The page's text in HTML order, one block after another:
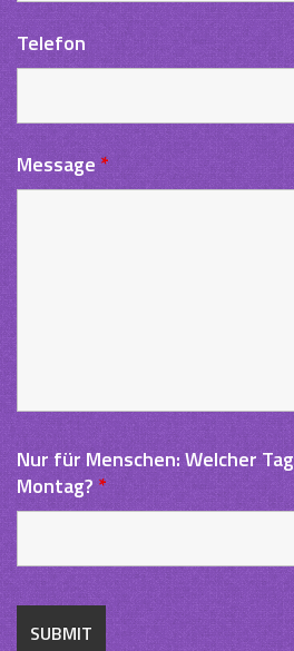
Telefon
Message *
Nur für Menschen: Welcher
Montag? *